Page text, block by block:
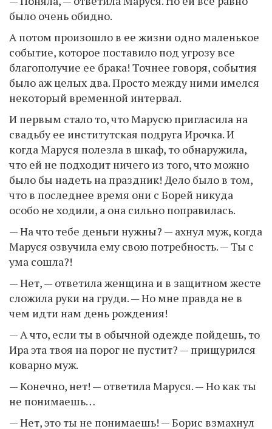
было очень обидно.
А потом произошло в ее жизни одно маленькое
событие, которое поставило под угрозу все
благополучие ее брака! Точнее говоря, события
было аж целых два. Просто между ними имелся
некоторый временной интервал.
И первым стало то, что Марусю пригласила на
свадьбу ее институтская подруга Ирочка. И
когда Маруся полезла в шкаф, то обнаружила,
что ей не подходит ничего из того, что можно
было бы надеть на праздник! Дело было в том,
что в последнее время они с Борей никуда
особо не ходили, а она сильно поправилась.
— На что тебе деньги нужны? — ахнул муж, когда
Маруся озвучила ему свою потребность. — Ты с
ума сошла?!
— Нет, — ответила женщина и в защитном жесте
сложила руки на груди. — Но мне правда не в
чем идти нам день рождения!
— А что, если ты в обычной одежде пойдешь, то
Ира эта твоя на порог не пустит? — прищурился
коварно муж.
— Конечно, нет! — ответила Маруся. — Но как ты
не понимаешь…
— Нет, это ты не понимаешь! — Борис взмахнул